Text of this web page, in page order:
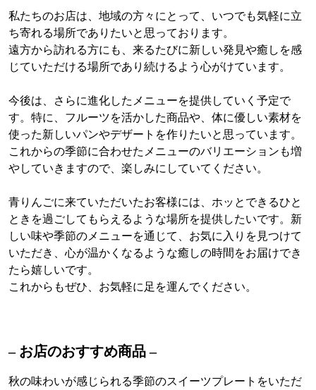
私たちのお店は、地域の方々にとって、いつでも気軽に立
ち寄れる場所でありたいと思っております。
遠方から訪れる方にも、来るたびに新しい発見や癒しを感
じていただける場所であり続けるよう心がけています。
今後は、さらに進化したメニューを提供していく予定で
す。特に、フルーツを活かした商品や、体に優しい素材を
使った新しいパンやデザートを作りたいと思っています。
これからの季節に合わせたメニューのバリエーションも増
やしていきますので、楽しみにしていてください。
青りんごに来ていただいたお客様には、ホッとできるひと
ときを過ごしてもらえるような場所を提供したいです。新
しい味や季節のメニューを通じて、お気に入りを見つけて
いただき、心が温かくなるような癒しの時間をお届けでき
たら嬉しいです。
これからもぜひ、お気軽に足を運んでください。
– お店のおすすめ商品 –
秋の味わいが感じられる季節のスイーツプレートをいただ